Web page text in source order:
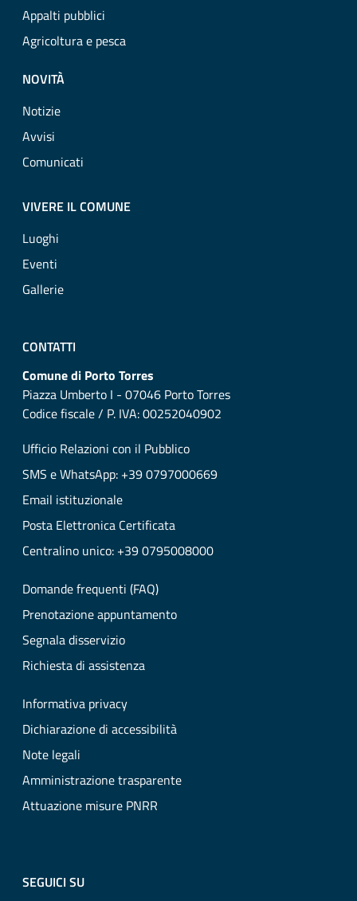
Appalti pubblici
Agricoltura e pesca
NOVITÀ
Notizie
Avvisi
Comunicati
VIVERE IL COMUNE
Luoghi
Eventi
Gallerie
CONTATTI
Comune di Porto Torres
Piazza Umberto I - 07046 Porto Torres
Codice fiscale / P. IVA: 00252040902
Ufficio Relazioni con il Pubblico
SMS e WhatsApp: +39 0797000669
Email istituzionale
Posta Elettronica Certificata
Centralino unico: +39 0795008000
Domande frequenti (FAQ)
Prenotazione appuntamento
Segnala disservizio
Richiesta di assistenza
Informativa privacy
Dichiarazione di accessibilità
Note legali
Amministrazione trasparente
Attuazione misure PNRR
SEGUICI SU